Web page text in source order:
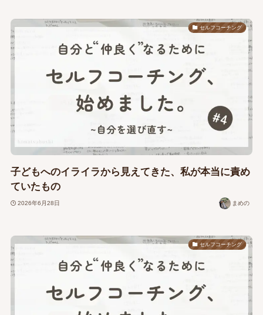
セルフコーチング
子どもへのイライラから見えてきた、私が本当に責め
ていたもの
2026年6月28日 まめの
セルフコーチング